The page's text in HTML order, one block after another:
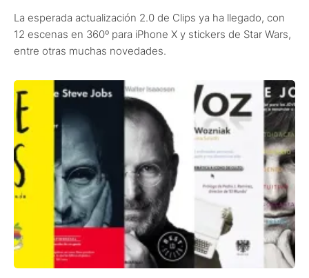
La esperada actualización 2.0 de Clips ya ha llegado, con
12 escenas en 360º para iPhone X y stickers de Star Wars,
entre otras muchas novedades.